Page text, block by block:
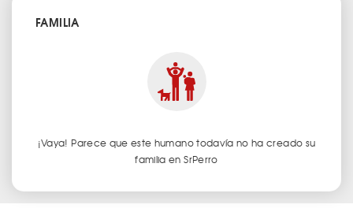
FAMILIA
¡Vaya! Parece que este humano todavía no ha creado su
familia en SrPerro